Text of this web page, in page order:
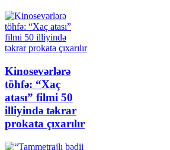
Kinosevərlərə
töhfə: “Xaç
atası” filmi 50
illiyində təkrar
prokata çıxarılır